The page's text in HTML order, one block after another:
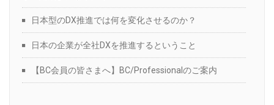
日本型のDX推進では何を変化させるのか？
日本の企業が全社DXを推進するということ
【BC会員の皆さまへ】BC/Professionalのご案内